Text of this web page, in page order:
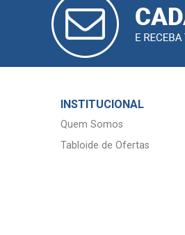
CADASTRAR
E-MAIL
INSTITUCIONAL
Quem Somos
Tabloide de Ofertas